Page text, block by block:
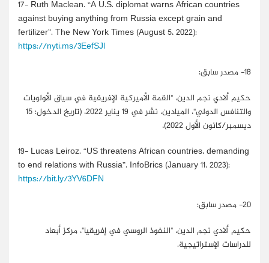
17- Ruth Maclean. “A U.S. diplomat warns African countries
against buying anything from Russia except grain and
fertilizer”. The New York Times (August 5، 2022):
https://nyti.ms/3EefSJl
18- مصدر سابق:
حكيم ألادي نجم الدين، "القمة الأميركية الإفريقية في سياق الأولويات
والتنافس الدولي"، الميادين، نشر في 19 يناير 2022، (تاريخ الدخول: 15
ديسمبر/كانون الأول 2022)،
19- Lucas Leiroz. “US threatens African countries، demanding
to end relations with Russia”. InfoBrics (January 11، 2023):
https://bit.ly/3YV6DFN
20- مصدر سابق:
حكيم ألادي نجم الدين، "النفوذ الروسي في إفريقيا"، مركز أبعاد
للدراسات الإستراتيجية.